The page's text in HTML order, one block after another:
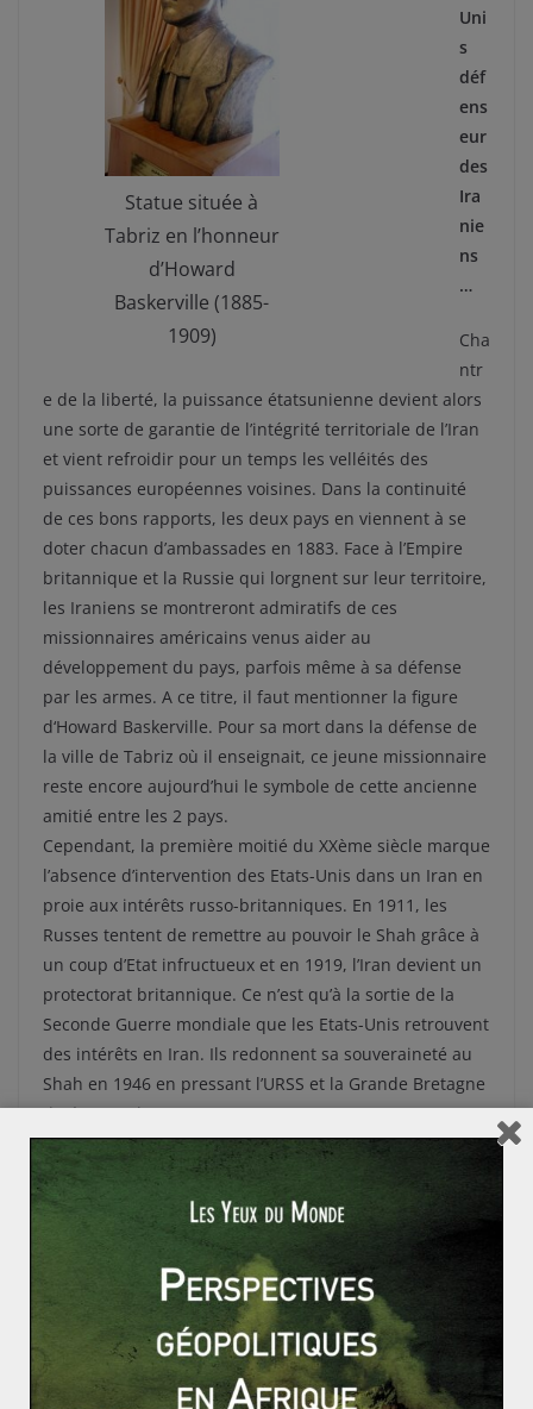
Statue située à
Tabriz en l’honneur
d’Howard
Baskerville (1885-
1909)
Uni
s
déf
ens
eur
des
Ira
nie
ns
…
Cha
ntr
e de la liberté, la puissance étatsunienne devient alors
une sorte de garantie de l’intégrité territoriale de l’Iran
et vient refroidir pour un temps les velléités des
puissances européennes voisines. Dans la continuité
de ces bons rapports, les deux pays en viennent à se
doter chacun d’ambassades en 1883. Face à l’Empire
britannique et la Russie qui lorgnent sur leur territoire,
les Iraniens se montreront admiratifs de ces
missionnaires américains venus aider au
développement du pays, parfois même à sa défense
par les armes. A ce titre, il faut mentionner la figure
d‘Howard Baskerville. Pour sa mort dans la défense de
la ville de Tabriz où il enseignait, ce jeune missionnaire
reste encore aujourd’hui le symbole de cette ancienne
amitié entre les 2 pays.
Cependant, la première moitié du XXème siècle marque
l’absence d’intervention des Etats-Unis dans un Iran en
proie aux intérêts russo-britanniques. En 1911, les
Russes tentent de remettre au pouvoir le Shah grâce à
un coup d’Etat infructueux et en 1919, l’Iran devient un
protectorat britannique. Ce n’est qu’à la sortie de la
Seconde Guerre mondiale que les Etats-Unis retrouvent
des intérêts en Iran. Ils redonnent sa souveraineté au
Shah en 1946 en pressant l’URSS et la Grande Bretagne
d’y évacuer leurs troupes.
Bien loin donc de l’image qu’entretiennent
mutuellement les deux Etats aujourd’hui, cette période
de leur histoire présentait les Etats-Unis comme une
nation libératrice. L’important est ici de retenir
qu’Américains et Iraniens entretenaient de bonnes
relations entre gouvernants, mais aussi entre peuples.
Malheureusement, le renversement de Mossadegh en
1953 vient rompre ce lien particulier au profit d’intérêts